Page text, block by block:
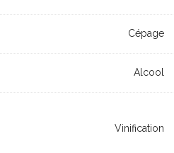
Cépage
Alcool
Vinification